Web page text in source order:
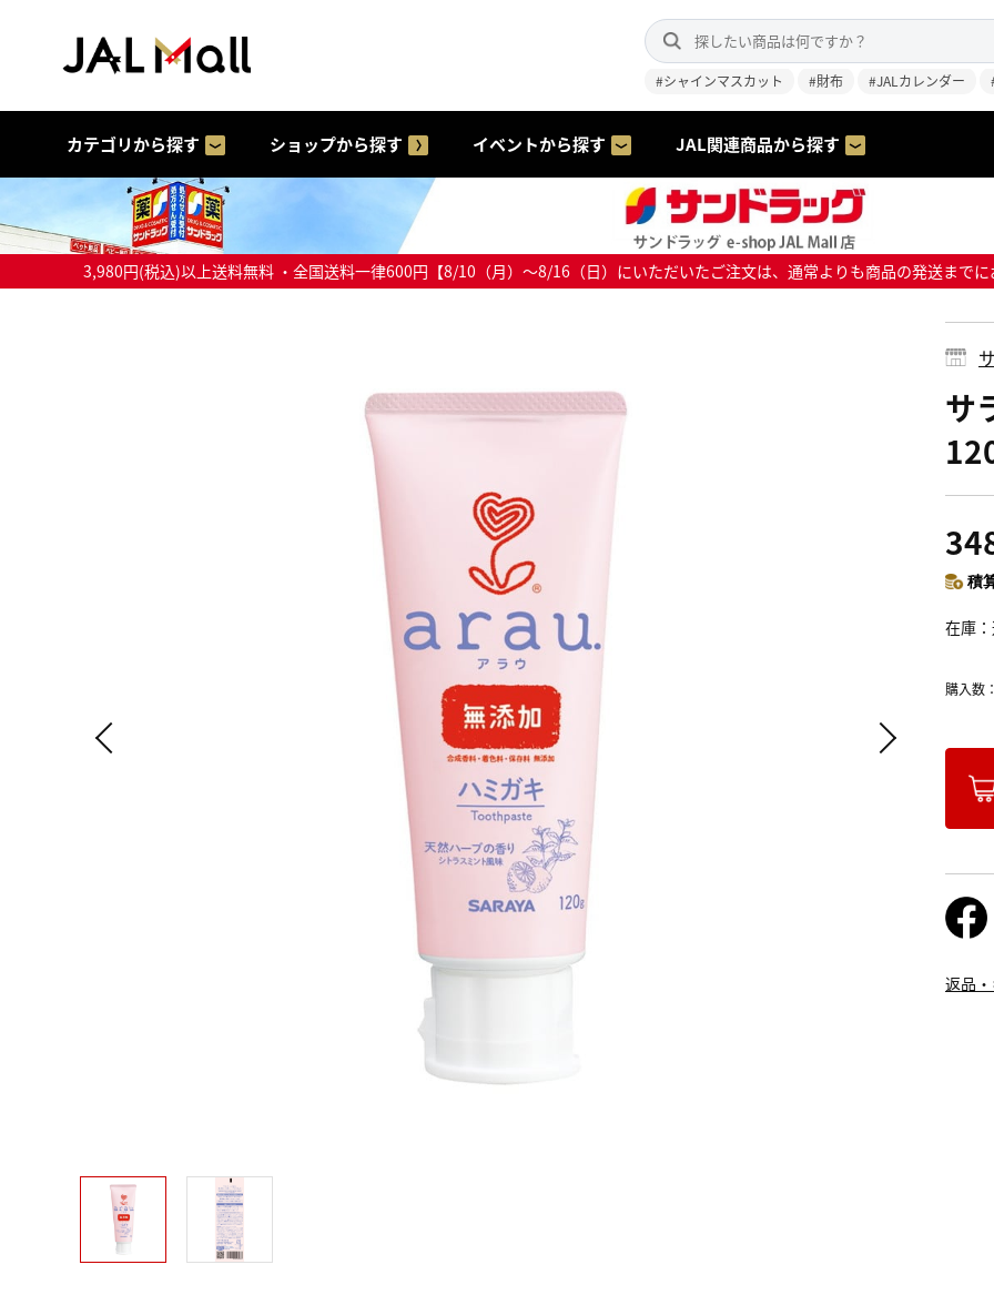
#シャインマスカット #財布 #JALカレンダー
カテゴリから探す ショップから探す イベントから探す JAL関連商品から探す
3,980円(税込)以上送料無料 ・全国送料一律600円【8/10（月）～8/16（日）にいただいたご注文は、通常よりも商品の発送まで
サ
積
在庫
購入数：
返品